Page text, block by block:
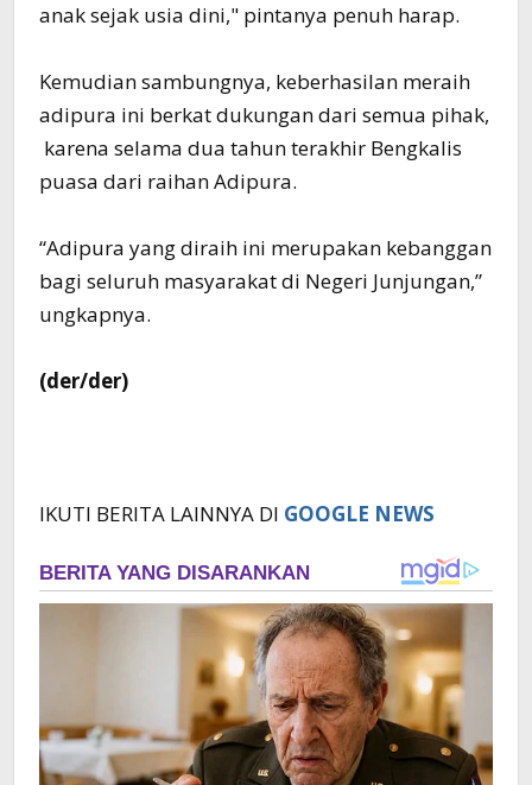
anak sejak usia dini," pintanya penuh harap.
Kemudian sambungnya, keberhasilan meraih
adipura ini berkat dukungan dari semua pihak,
karena selama dua tahun terakhir Bengkalis
puasa dari raihan Adipura.
“Adipura yang diraih ini merupakan kebanggan
bagi seluruh masyarakat di Negeri Junjungan,”
ungkapnya.
(der/der)
IKUTI BERITA LAINNYA DI GOOGLE NEWS